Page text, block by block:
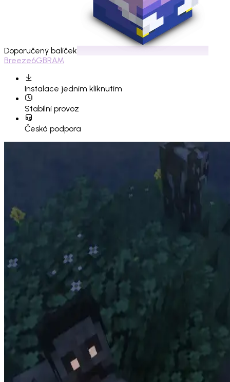
Doporučený balíček
Breeze6GBRAM
Instalace jedním kliknutím
Stabilní provoz
Česká podpora